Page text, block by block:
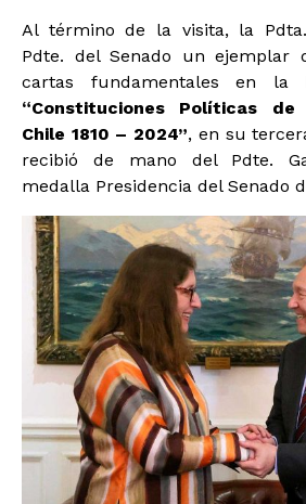
Al término de la visita, la
Pdte. del Senado un ejemplar
cartas fundamentales en la
“Constituciones Políticas
Chile 1810 – 2024”, en su
recibió de mano del Pdte.
medalla Presidencia del Senado